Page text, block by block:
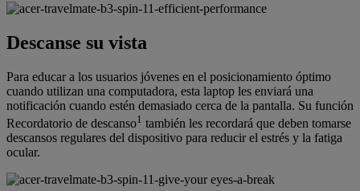
Descanse su vista
Para educar a los usuarios jóvenes en el posicionamiento óptimo
cuando utilizan una computadora, esta laptop les enviará una
notificación cuando estén demasiado cerca de la pantalla. Su función
Recordatorio de descanso1 también les recordará que deben tomarse
descansos regulares del dispositivo para reducir el estrés y la fatiga
ocular.